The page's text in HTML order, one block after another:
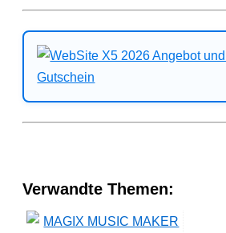
Verwandte Themen: